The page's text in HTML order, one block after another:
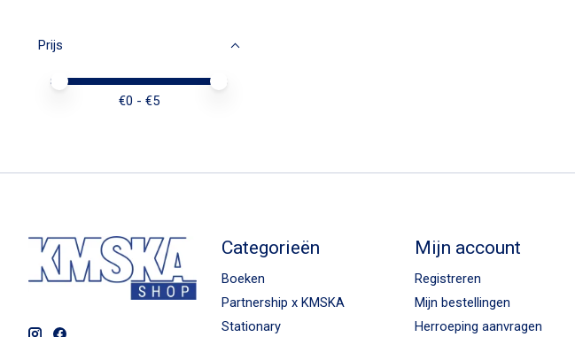
Prijs
Minimale prijswaarde
Price maximum value
€0 - €5
Categorieën
Boeken
Partnership x KMSKA
Stationary
Mijn account
Registreren
Mijn bestellingen
Herroeping aanvragen